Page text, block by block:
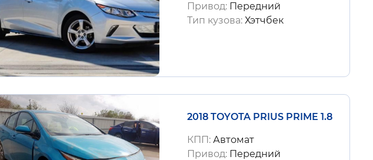
Привод: Передний
Тип кузова: Хэтчбек
2018 TOYOTA PRIUS PRIME 1.8
КПП: Автомат
Привод: Передний